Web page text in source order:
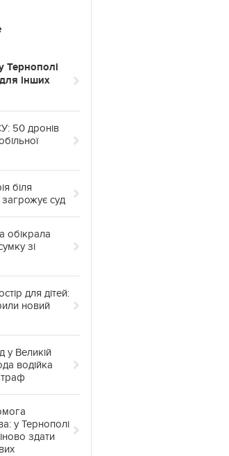
Тернополі
інших
50 дронів
біля
загрожує суд
обікрала
зі
для дітей:
новий
у Великій
водійка
у Тернополі
здати